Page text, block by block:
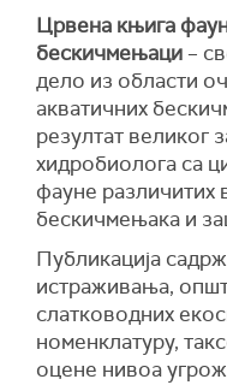
Црвена књига
бескичмењаци –
дело из области
акватичних
резултат великог
хидробиолога са
фауне различитих
бескичмењака и
Публикација
истраживања,
слатководних
номенклатуру,
оцене нивоа